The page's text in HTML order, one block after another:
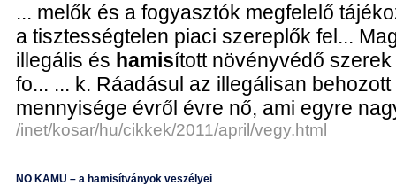
... melők és a fogyasztók megfelelő
a tisztességtelen piaci szereplők fel...
illegális és hamisított növényvédő
fo... ... k. Ráadásul az illegálisan
mennyisége évről évre nő, ami egyre
/inet/kosar/hu/cikkek/2011/april/vegy.html
NO KAMU – a hamisítványok veszélyei